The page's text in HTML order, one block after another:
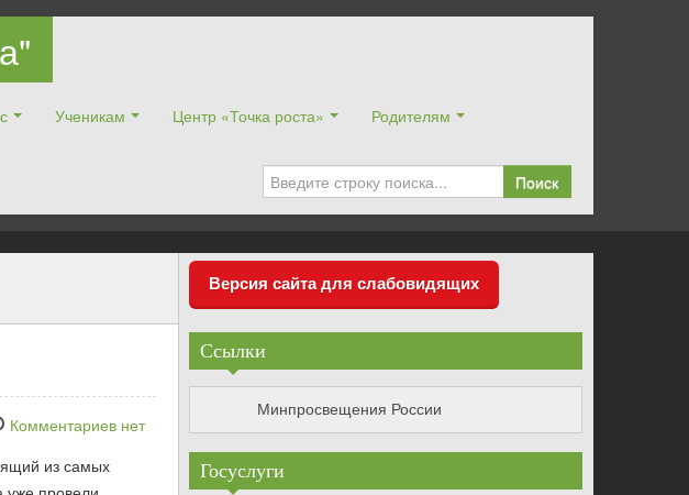
Ученикам Центр «Точка роста» Родителям
Поиск
Комментариев нет
из самых
Версия сайта для слабовидящих
Ссылки
Минпросвещения России
Госуслуги